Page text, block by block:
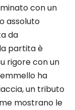
con un
assoluto
da
partita è
rigore con un
ha
un tributo
mostrano le